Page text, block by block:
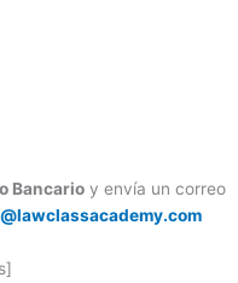
Bancario y envía un correo